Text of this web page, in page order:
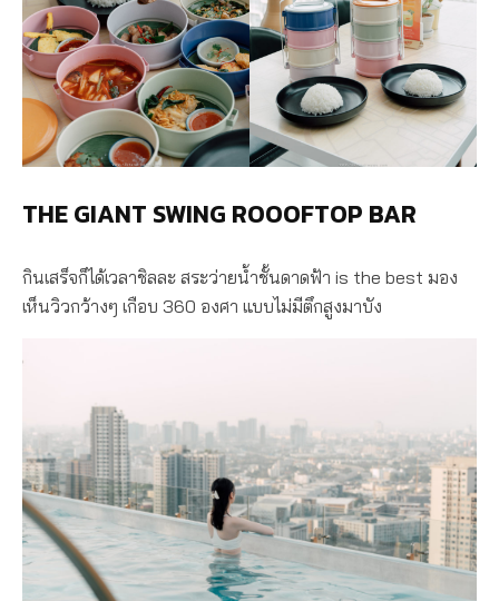
THE GIANT SWING ROOOFTOP BAR
กินเสร็จก็ได้เวลาชิลละ สระว่ายน้ำชั้นดาดฟ้า is the best มอง
เห็นวิวกว้างๆ เกือบ 360 องศา แบบไม่มีตึกสูงมาบัง